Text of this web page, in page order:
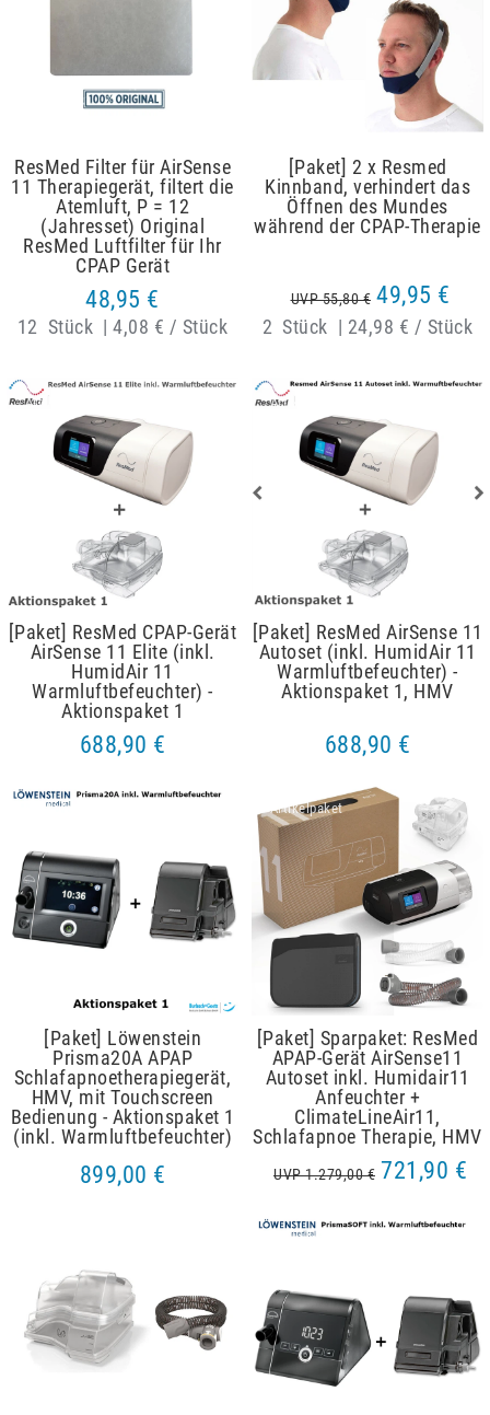
ResMed Filter für AirSense
11 Therapiegerät, filtert die
Atemluft, P = 12
(Jahresset) Original
ResMed Luftfilter für Ihr
CPAP Gerät
48,95 €
12 Stück | 4,08 € / Stück
[Paket] 2 x Resmed
Kinnband, verhindert das
Öffnen des Mundes
während der CPAP-Therapie
UVP 55,80 € 49,95 €
2 Stück | 24,98 € / Stück
Artikelpaket
[Paket] ResMed CPAP-Gerät
AirSense 11 Elite (inkl.
HumidAir 11
Warmluftbefeuchter) -
Aktionspaket 1
688,90 €
Artikelpaket
[Paket] ResMed AirSense 11
Autoset (inkl. HumidAir 11
Warmluftbefeuchter) -
Aktionspaket 1, HMV
688,90 €
Artikelpaket
[Paket] Löwenstein
Prisma20A APAP
Schlafapnoetherapiegerät,
HMV, mit Touchscreen
Bedienung - Aktionspaket 1
(inkl. Warmluftbefeuchter)
899,00 €
Artikelpaket
[Paket] Sparpaket: ResMed
APAP-Gerät AirSense11
Autoset inkl. Humidair11
Anfeuchter +
ClimateLineAir11,
Schlafapnoe Therapie, HMV
UVP 1.279,00 € 721,90 €
Artikelpaket